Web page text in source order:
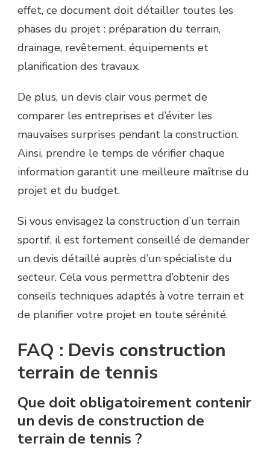
effet, ce document doit détailler toutes les
phases du projet : préparation du terrain,
drainage, revêtement, équipements et
planification des travaux.
De plus, un devis clair vous permet de
comparer les entreprises et d’éviter les
mauvaises surprises pendant la construction.
Ainsi, prendre le temps de vérifier chaque
information garantit une meilleure maîtrise du
projet et du budget.
Si vous envisagez la construction d’un terrain
sportif, il est fortement conseillé de demander
un devis détaillé auprès d’un spécialiste du
secteur. Cela vous permettra d’obtenir des
conseils techniques adaptés à votre terrain et
de planifier votre projet en toute sérénité.
FAQ : Devis construction
terrain de tennis
Que doit obligatoirement contenir
un devis de construction de
terrain de tennis ?